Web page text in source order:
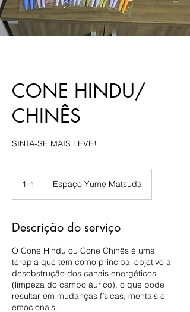
CONE HINDU/
CHINÊS
SINTA-SE MAIS LEVE!
1 h Espaço Yume Matsuda
Descrição do serviço
O Cone Hindu ou Cone Chinês é uma
terapia que tem como principal objetivo a
desobstrução dos canais energéticos
(limpeza do campo áurico), o que pode
resultar em mudanças físicas, mentais e
emocionais.